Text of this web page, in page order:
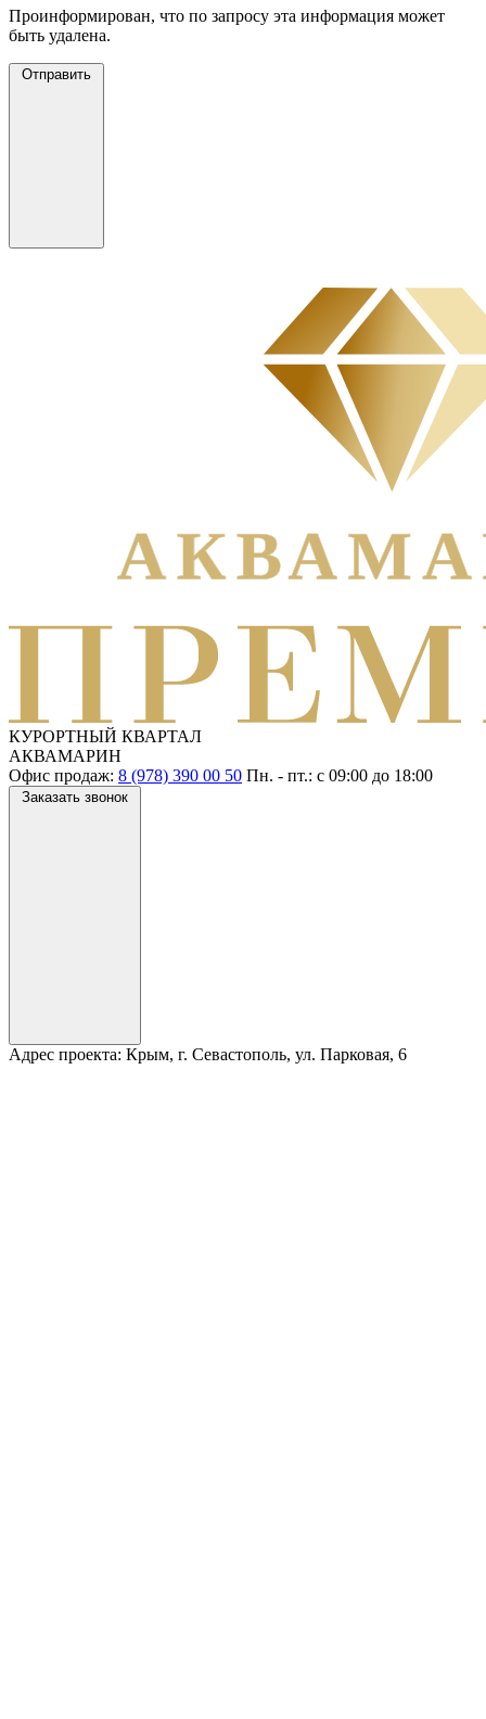
Проинформирован, что по запросу эта информация может
быть удалена.
Отправить
КУРОРТНЫЙ КВАРТАЛ
АКВАМАРИН
Офис продаж: 8 (978) 390 00 50 Пн. - пт.: с 09:00 до 18:00
Заказать звонок
Адрес проекта: Крым, г. Севастополь, ул. Парковая, 6